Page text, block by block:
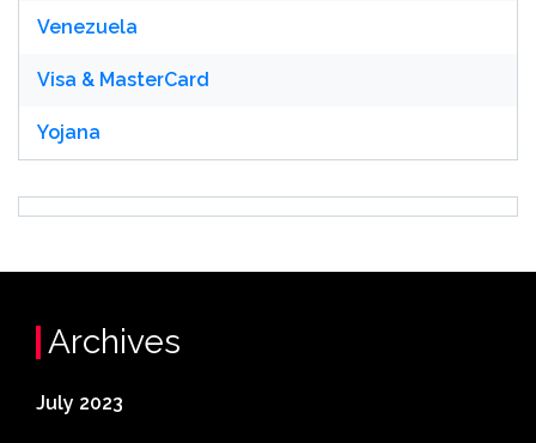
Venezuela
Visa & MasterCard
Yojana
Archives
July 2023